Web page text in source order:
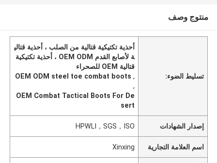
منتوج وصف
تسليط الضوء:
أحذية تكتيكية قتالية من الصلب ، أحذية قتالي
ة لأصابع القدم OEM ODM ، أحذية تكتيكية
قتالية OEM للصحراء
,
OEM ODM steel toe combat boots
,
OEM Combat Tactical Boots For De
sert
إصدار الشهادات HPWLI，SGS，ISO
اسم العلامة التجارية Xinxing